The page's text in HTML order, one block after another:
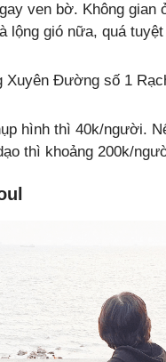
ven bờ. Không gian
lộng gió nữa, quá
Đường số 1
hình thì 40k/người.
thì khoảng 200k/